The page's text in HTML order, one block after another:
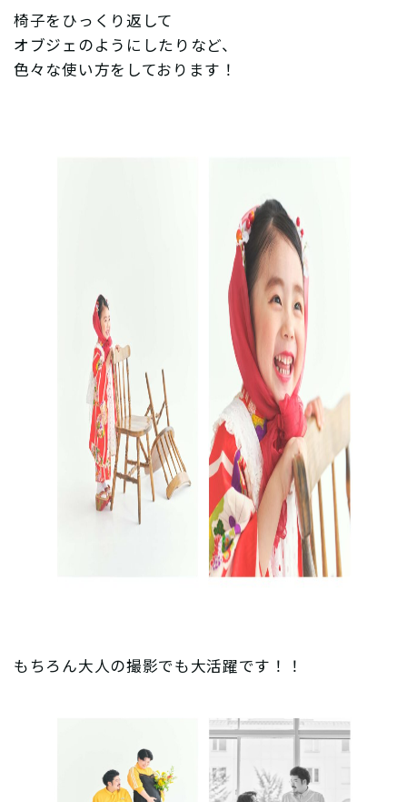
椅子をひっくり返して
オブジェのようにしたりなど、
色々な使い方をしております！
もちろん大人の撮影でも大活躍です！！